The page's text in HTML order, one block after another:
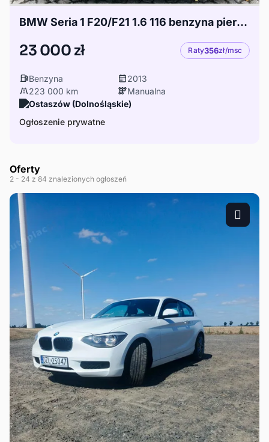
BMW Seria 1 F20/F21 1.6 116 benzyna pierwsza rejestracja 2014 z DE
23 000 zł Raty356zł/msc
Benzyna
2013
223 000 km
Manualna
Ostaszów (Dolnośląskie)
Ogłoszenie prywatne
Oferty
2 - 24 z 84 znalezionych ogłoszeń